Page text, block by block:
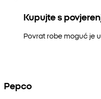
Kupujte s
Povrat robe moguć je
Pepco